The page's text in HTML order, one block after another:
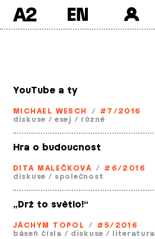
A2
YouTube a ty
MICHAEL WESCH / #7/2016
diskuse / esej / různé
Hra o budoucnost
DITA MALEČKOVÁ / #6/2016
diskuse / společnost
„Drž to světlo!“
JÁCHYM TOPOL / #5/2016
báseň čísla / diskuse / literatura